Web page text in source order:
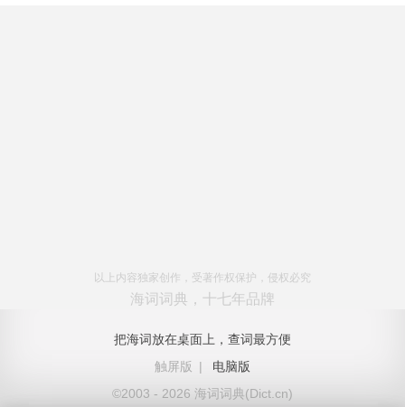
以上内容独家创作，受著作权保护，侵权必究
海词词典，十七年品牌
把海词放在桌面上，查词最方便
触屏版
|
电脑版
©2003 - 2026 海词词典(Dict.cn)